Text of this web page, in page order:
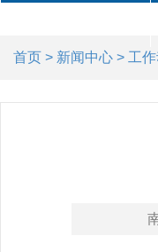
首页 > 新闻中心 > 工